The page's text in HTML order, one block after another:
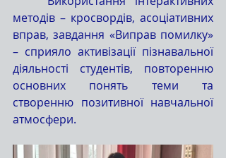
методів – кросвордів, асоціативних
вправ, завдання «Виправ помилку»
– сприяло активізації пізнавальної
діяльності студентів, повторенню
основних понять теми та
створенню позитивної навчальної
атмосфери.